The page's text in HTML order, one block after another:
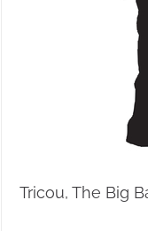
Tricou, The Big